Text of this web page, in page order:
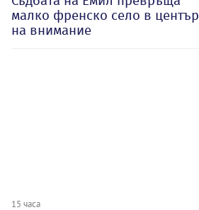
малко френско село в център
на внимание
15 часа